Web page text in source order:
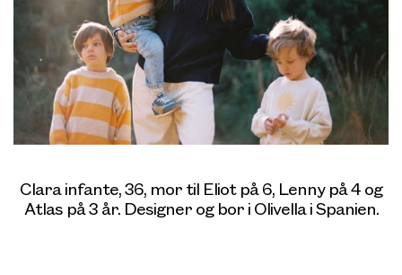
Clara infante, 36, mor til Eliot på 6, Lenny på 4 og
Atlas på 3 år. Designer og bor i Olivella i Spanien.